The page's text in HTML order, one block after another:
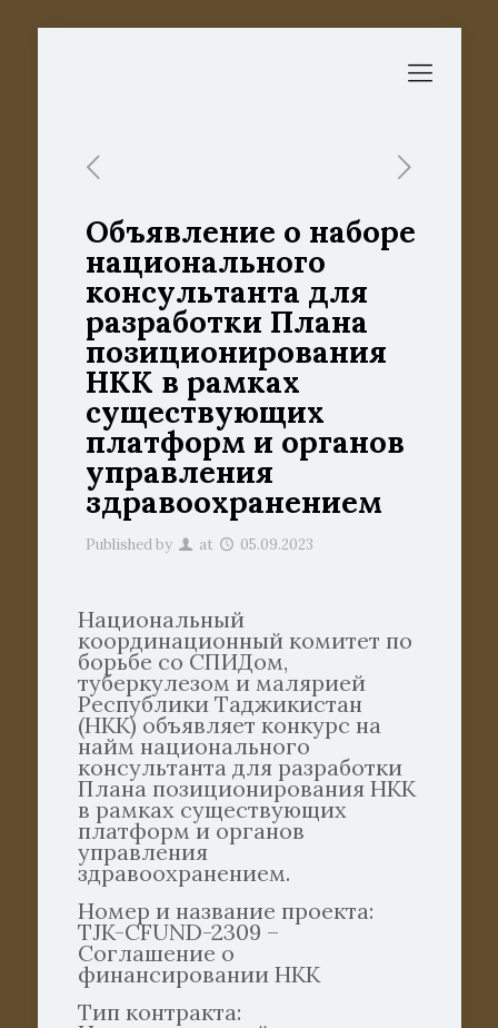
Объявление о наборе
национального
консультанта для
разработки Плана
позиционирования
НКК в рамках
существующих
платформ и органов
управления
здравоохранением
Published by at 05.09.2023
Национальный
координационный комитет по
борьбе со СПИДом,
туберкулезом и малярией
Республики Таджикистан
(НКК) объявляет конкурс на
найм национального
консультанта для разработки
Плана позиционирования НКК
в рамках существующих
платформ и органов
управления
здравоохранением.
Номер и название проекта:
TJK-CFUND-2309 –
Соглашение о
финансировании НКК
Тип контракта: